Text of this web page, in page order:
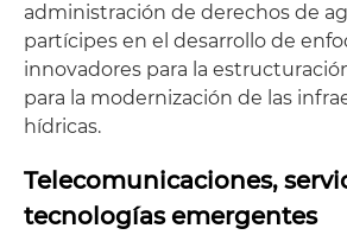
administración de derechos de
partícipes en el desarrollo de
innovadores para la
para la modernización de las
hídricas.
Telecomunicaciones,
tecnologías emergentes